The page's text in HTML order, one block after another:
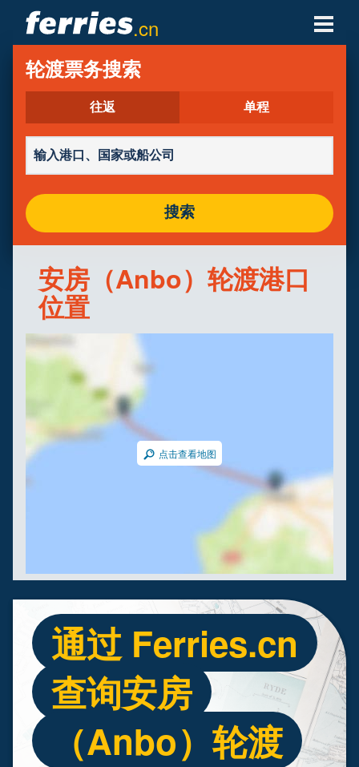
.cn
轮渡公司
轮渡目的地
轮渡航线
轮渡港口
管理预定
轮渡票务搜索
往返 单程
搜索
安房（Anbo）轮渡港口
位置
点击查看地图
通过 Ferries.cn
查询安房
（Anbo）轮渡